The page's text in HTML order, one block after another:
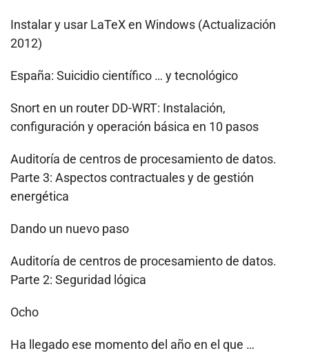
Instalar y usar LaTeX en Windows (Actualización
2012)
España: Suicidio científico … y tecnológico
Snort en un router DD-WRT: Instalación,
configuración y operación básica en 10 pasos
Auditoría de centros de procesamiento de datos.
Parte 3: Aspectos contractuales y de gestión
energética
Dando un nuevo paso
Auditoría de centros de procesamiento de datos.
Parte 2: Seguridad lógica
Ocho
Ha llegado ese momento del año en el que …